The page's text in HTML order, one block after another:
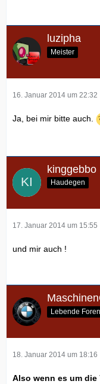
luzipha
Meister
16. Januar 2014 um 22:32
Ja, bei mir bitte auch.
kinggebbo
Haudegen
17. Januar 2014 um 15:55
und mir auch !
Lebende
18. Januar 2014 um 18:16
Also wenn es um die